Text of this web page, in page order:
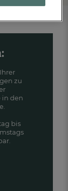
zu
in den
bis